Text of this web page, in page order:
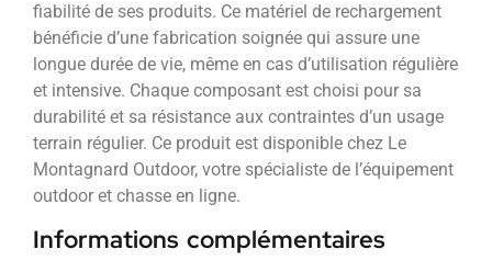
fiabilité de ses produits. Ce matériel de rechargement
bénéficie d’une fabrication soignée qui assure une
longue durée de vie, même en cas d’utilisation régulière
et intensive. Chaque composant est choisi pour sa
durabilité et sa résistance aux contraintes d’un usage
terrain régulier. Ce produit est disponible chez Le
Montagnard Outdoor, votre spécialiste de l’équipement
outdoor et chasse en ligne.
Informations complémentaires